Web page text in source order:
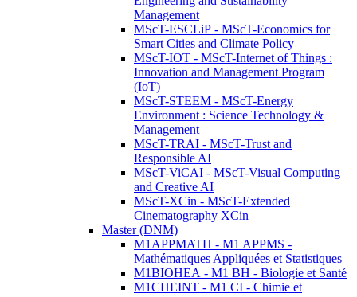
Management
MScT-ESCLiP - MScT-Economics for
Smart Cities and Climate Policy
MScT-IOT - MScT-Internet of Things :
Innovation and Management Program
(IoT)
MScT-STEEM - MScT-Energy
Environment : Science Technology &
Management
MScT-TRAI - MScT-Trust and
Responsible AI
MScT-ViCAI - MScT-Visual Computing
and Creative AI
MScT-XCin - MScT-Extended
Cinematography XCin
Master (DNM)
M1APPMATH - M1 APPMS -
Mathématiques Appliquées et Statistiques
M1BIOHEA - M1 BH - Biologie et Santé
M1CHEINT - M1 CI - Chimie et